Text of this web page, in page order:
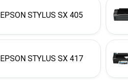
EPSON STYLUS SX 405
EPSON STYLUS SX 417